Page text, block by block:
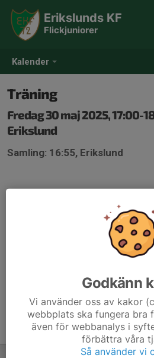
Kalender
Erikslunds KF
Flickjuniorer
Träning
Fredag 30 maj 2025, 17:00-
Erikslund
Samling: 16:55, Erikslund
Godkänn
Vi använder oss av kakor
webbplats ska fungera bra
även för webbanalys i
förbättra våra
Så använder vi